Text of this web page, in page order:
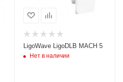
LigoWave LigoDLB MACH 5
Нет в наличии